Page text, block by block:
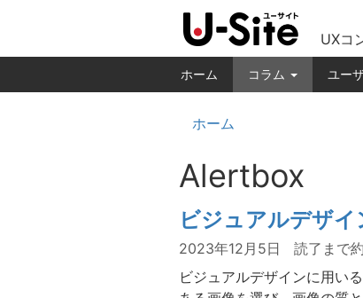
UXコ
ホーム コラム ユー
ホーム
Alertbox
ビジュアルデザ
2023年12月5日
読了まで
ビジュアルデザインに用い